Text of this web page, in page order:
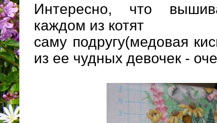
Интересно, что
каждом из котят
саму подругу(медовая
из ее чудных девочек -